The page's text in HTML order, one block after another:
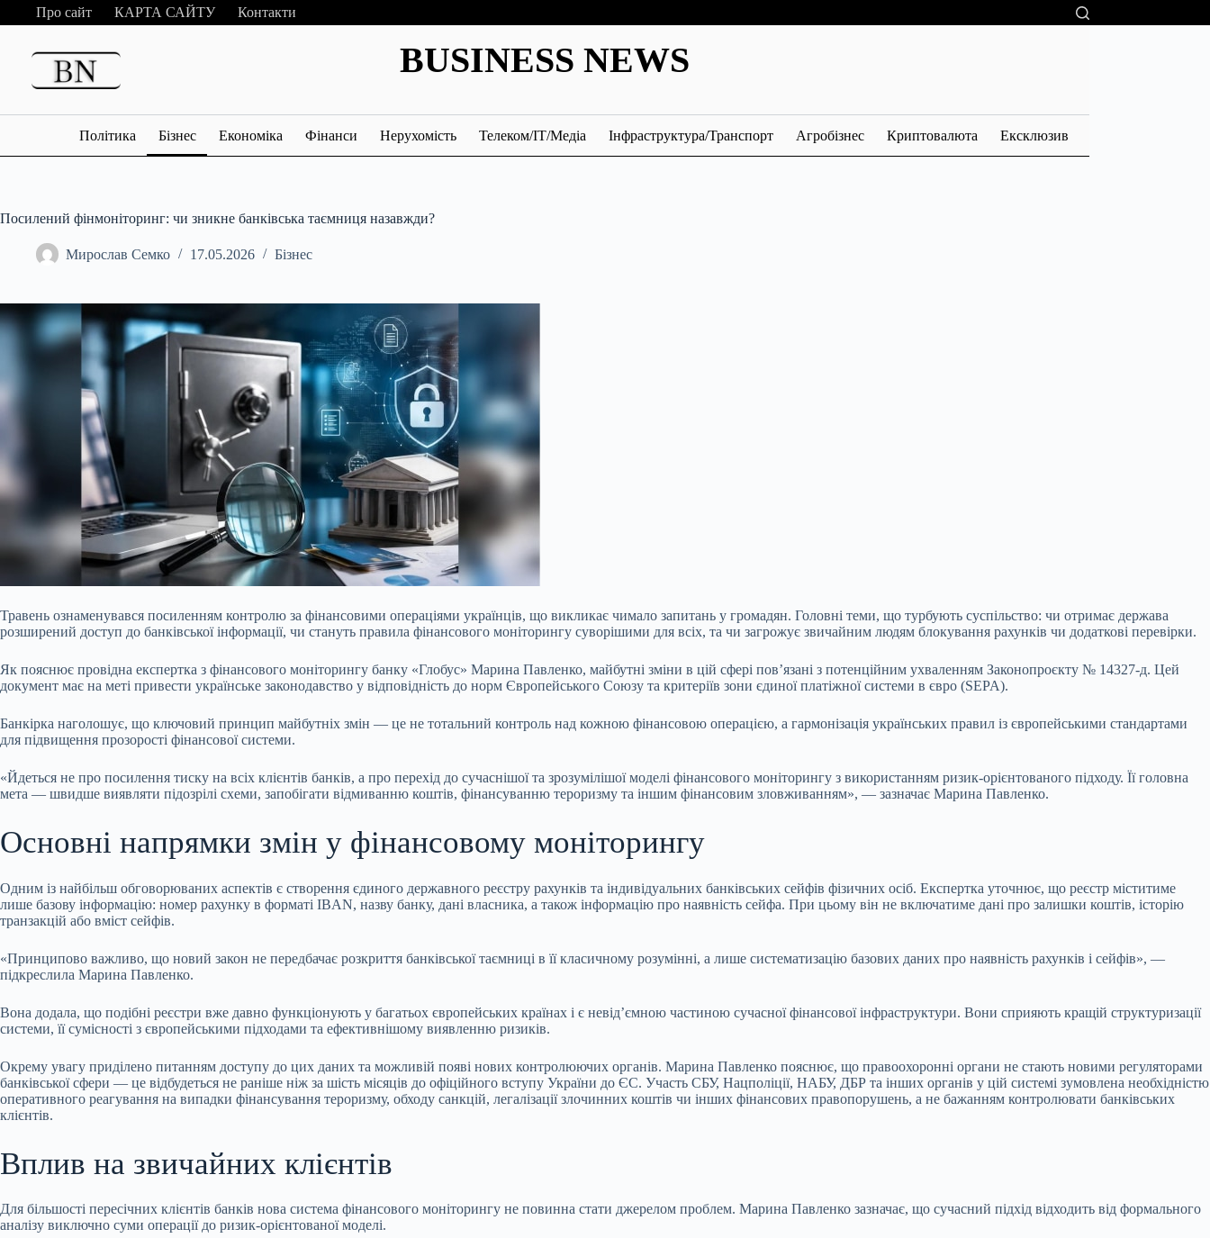
Перейти
до
Про сайт КАРТА САЙТУ Контакти
BUSINESS NEWS
Політика Бізнес Економіка Фінанси Нерухомість Телеком/ІТ/Медіа Інфраструктура/Транспорт Агробізнес Криптовалюта Ексклюзив
Посилений фінмоніторинг: чи зникне банківська таємниця назавжди?
Мирослав Семко 17.05.2026 Бізнес
Травень ознаменувався посиленням контролю за фінансовими операціями українців, що викликає чимало запитань у громадян. Головні теми, що турбують суспільство: чи отримає держава
розширений доступ до банківської інформації, чи стануть правила фінансового моніторингу суворішими для всіх, та чи загрожує звичайним людям блокування рахунків чи додаткові перевірки.
Як пояснює провідна експертка з фінансового моніторингу банку «Глобус» Марина Павленко, майбутні зміни в цій сфері пов’язані з потенційним ухваленням Законопроєкту № 14327-д. Цей
документ має на меті привести українське законодавство у відповідність до норм Європейського Союзу та критеріїв зони єдиної платіжної системи в євро (SEPA).
Банкірка наголошує, що ключовий принцип майбутніх змін — це не тотальний контроль над кожною фінансовою операцією, а гармонізація українських правил із європейськими стандартами
для підвищення прозорості фінансової системи.
«Йдеться не про посилення тиску на всіх клієнтів банків, а про перехід до сучаснішої та зрозумілішої моделі фінансового моніторингу з використанням ризик-орієнтованого підходу. Її головна
мета — швидше виявляти підозрілі схеми, запобігати відмиванню коштів, фінансуванню тероризму та іншим фінансовим зловживанням», — зазначає Марина Павленко.
Основні напрямки змін у фінансовому моніторингу
Одним із найбільш обговорюваних аспектів є створення єдиного державного реєстру рахунків та індивідуальних банківських сейфів фізичних осіб. Експертка уточнює, що реєстр міститиме
лише базову інформацію: номер рахунку в форматі IBAN, назву банку, дані власника, а також інформацію про наявність сейфа. При цьому він не включатиме дані про залишки коштів, історію
транзакцій або вміст сейфів.
«Принципово важливо, що новий закон не передбачає розкриття банківської таємниці в її класичному розумінні, а лише систематизацію базових даних про наявність рахунків і сейфів», —
підкреслила Марина Павленко.
Вона додала, що подібні реєстри вже давно функціонують у багатьох європейських країнах і є невід’ємною частиною сучасної фінансової інфраструктури. Вони сприяють кращій структуризації
системи, її сумісності з європейськими підходами та ефективнішому виявленню ризиків.
Окрему увагу приділено питанням доступу до цих даних та можливій появі нових контролюючих органів. Марина Павленко пояснює, що правоохоронні органи не стають новими регуляторами
банківської сфери — це відбудеться не раніше ніж за шість місяців до офіційного вступу України до ЄС. Участь СБУ, Нацполіції, НАБУ, ДБР та інших органів у цій системі зумовлена необхідністю
оперативного реагування на випадки фінансування тероризму, обходу санкцій, легалізації злочинних коштів чи інших фінансових правопорушень, а не бажанням контролювати банківських
клієнтів.
Вплив на звичайних клієнтів
Для більшості пересічних клієнтів банків нова система фінансового моніторингу не повинна стати джерелом проблем. Марина Павленко зазначає, що сучасний підхід відходить від формального
аналізу виключно суми операції до ризик-орієнтованої моделі.